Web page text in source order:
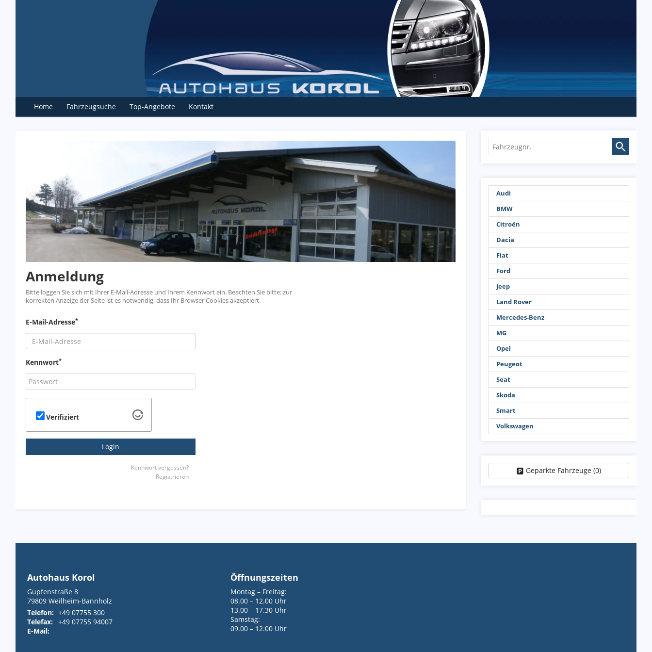
Home Fahrzeugsuche Top-Angebote Kontakt
Anmeldung
Bitte loggen Sie sich mit Ihrer E-Mail-Adresse und Ihrem Kennwort ein. Beachten Sie bitte: zur
korrekten Anzeige der Seite ist es notwendig, dass Ihr Browser Cookies akzeptiert.
E-Mail-Adresse*
Kennwort*
Verifiziert
Login
Kennwort vergessen?
Registrieren
Fahrzeugnr.
Audi
BMW
Citroën
Dacia
Fiat
Ford
Jeep
Land Rover
Mercedes-Benz
MG
Opel
Peugeot
Seat
Skoda
Smart
Volkswagen
Geparkte Fahrzeuge (0)
Autohaus Korol
Gupfenstraße 8
79809 Weilheim-Bannholz
Telefon: +49 07755 300
Telefax: +49 07755 94007
E-Mail:
Öffnungszeiten
Montag – Freitag:
08.00 – 12.00 Uhr
13.00 – 17.30 Uhr
Samstag:
09.00 – 12.00 Uhr